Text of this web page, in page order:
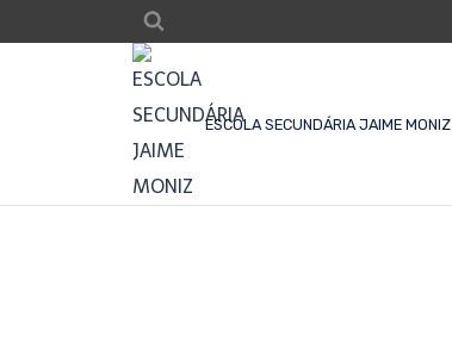
ESCOLA SECUNDÁRIA JAIME MONIZ